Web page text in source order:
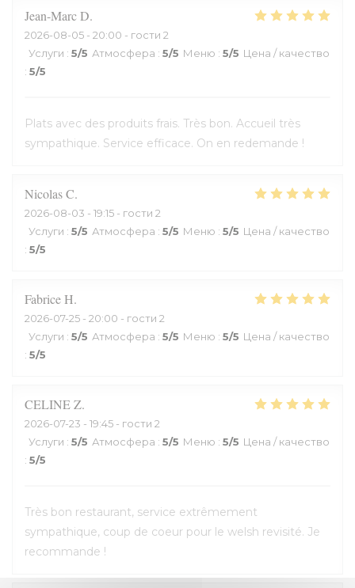
Jean-MarcD
2026-08-05 - 20:00 - гости 2
Услуги : 5/5 Атмосфера : 5/5 Меню : 5/5 Цена / качество
: 5/5
Plats avec des produits frais. Très bon. Accueil très
sympathique. Service efficace. On en redemande !
NicolasC
2026-08-03 - 19:15 - гости 2
Услуги : 5/5 Атмосфера : 5/5 Меню : 5/5 Цена / качество
: 5/5
FabriceH
2026-07-25 - 20:00 - гости 2
Услуги : 5/5 Атмосфера : 5/5 Меню : 5/5 Цена / качество
: 5/5
CELINEZ
2026-07-23 - 19:45 - гости 2
Услуги : 5/5 Атмосфера : 5/5 Меню : 5/5 Цена / качество
: 5/5
Très bon restaurant, service extrêmement
sympathique, coup de coeur pour le welsh revisité. Je
recommande !